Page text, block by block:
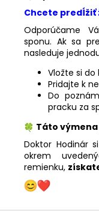
Chcete predĺžiť
Odporúčame
sponu. Ak sa
nasleduje
Vložte si do
Pridajte k
Do
pracku za
Táto
Doktor Hodinár
okrem
remienku,